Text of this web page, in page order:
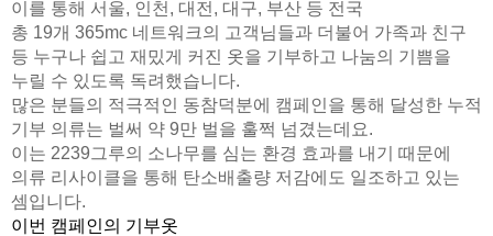
이를 통해 서울, 인천 , 대전 , 대구, 부산 등 전국
총 19개 365mc 네트워크의 고객님들과 더불어 가족과 친구
등 누구나 쉽고 재밌게 커진 옷을 기부하고 나눔의 기쁨을
누릴 수 있도록 독려했습니다.
많은 분들의 적극적인 동참덕분에 캠페인을 통해 달성한 누적
기부 의류는 벌써 약 9만 벌을 훌쩍 넘겼는데요.
이는 2239그루의 소나무를 심는 환경 효과를 내기 때문에
의류 리사이클을 통해 탄소배출량 저감에도 일조하고 있는
셈입니다.
이번 캠페인의 기부옷